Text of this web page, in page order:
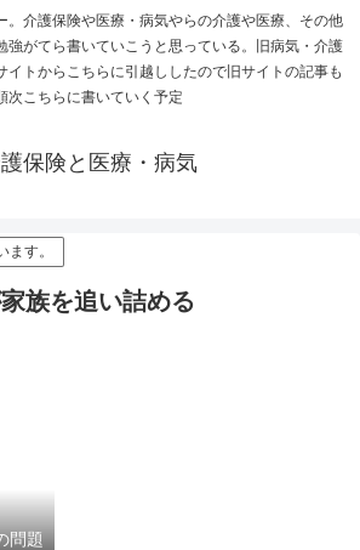
。介護保険や医療・病気やらの介護や医療、その他
強がてら書いていこうと思っている。旧病気・介護
イトからこちらに引越ししたので旧サイトの記事も
次こちらに書いていく予定
保険と医療・病気
す。
族を追い詰める
問題